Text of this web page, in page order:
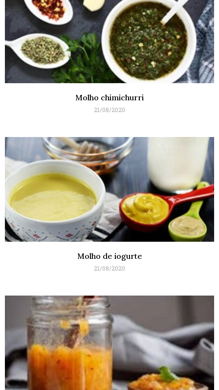
Molho chimichurri
21/08/2020
Molho de iogurte
21/08/2020